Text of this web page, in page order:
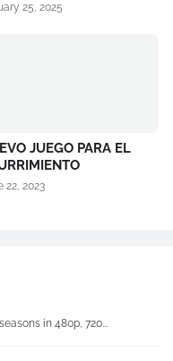
25, 2025
JUEGO PARA EL
22, 2023
in 480p, 720...